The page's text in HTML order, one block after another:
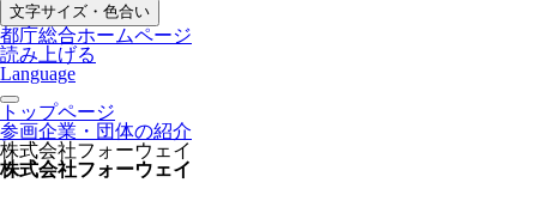
文字サイズ・色合い
都庁総合ホームページ
読み上げる
Language
トップページ
参画企業・団体の紹介
株式会社フォーウェイ
株式会社フォーウェイ